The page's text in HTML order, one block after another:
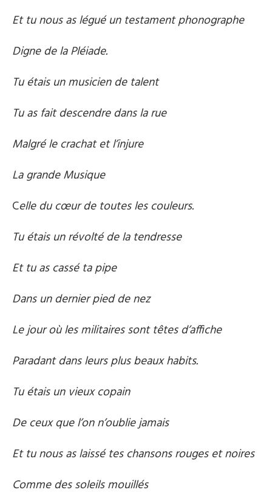
Et tu nous as légué un testament phonographe
Digne de la Pléiade.
Tu étais un musicien de talent
Tu as fait descendre dans la rue
Malgré le crachat et l’injure
La grande Musique
Celle du cœur de toutes les couleurs.
Tu étais un révolté de la tendresse
Et tu as cassé ta pipe
Dans un dernier pied de nez
Le jour où les militaires sont têtes d’affiche
Paradant dans leurs plus beaux habits.
Tu étais un vieux copain
De ceux que l’on n’oublie jamais
Et tu nous as laissé tes chansons rouges et noires
Comme des soleils mouillés